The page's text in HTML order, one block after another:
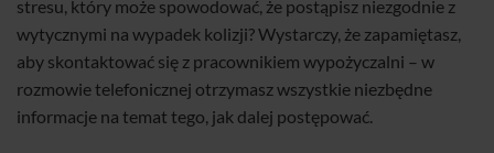
stresu, który może spowodować, że postąpisz niezgodnie z
wytycznymi na wypadek kolizji? Wystarczy, że zapamiętasz,
aby skontaktować się z pracownikiem wypożyczalni – w
rozmowie telefonicznej otrzymasz wszystkie niezbędne
informacje na temat tego, jak dalej postępować.